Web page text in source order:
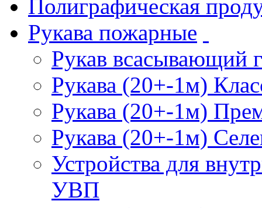
Полиграфическая
Рукава пожарные
Рукав всасывающий
Рукава (20+-1м)
Рукава (20+-1м)
Рукава (20+-1м)
Устройства для
УВП